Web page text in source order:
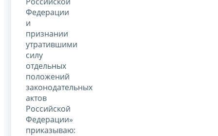
Федерации
и
признании
утратившими
силу
отдельных
положений
законодательных
актов
Российской
Федерации»
приказываю: